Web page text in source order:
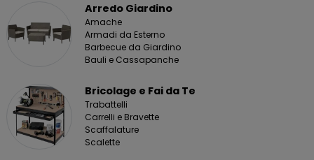
Arredo Giardino
Amache
Armadi da Esterno
Barbecue da Giardino
Bauli e Cassapanche
Bricolage e Fai da Te
Trabattelli
Carrelli e Bravette
Scaffalature
Scalette